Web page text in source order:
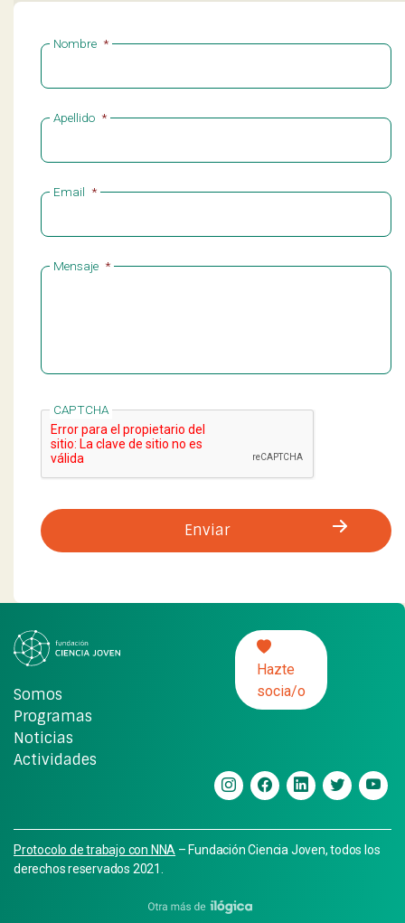
Nombre *
Apellido *
Email *
Mensaje *
CAPTCHA
Somos
Programas
Noticias
Actividades
Hazte
socia/o
Protocolo de trabajo con NNA – Fundación Ciencia Joven, todos los
derechos reservados 2021.